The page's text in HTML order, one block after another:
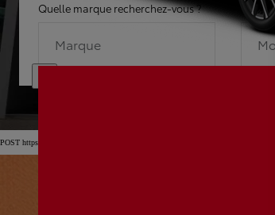
Quelle marque recherchez-vous ?
Marque
Quel
POST https://usc-webcomponents.toyota-europe.com/v1/car-filter-header/fr/